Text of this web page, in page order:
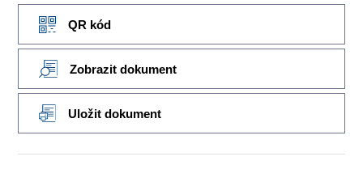
QR kód
Zobrazit dokument
Uložit dokument